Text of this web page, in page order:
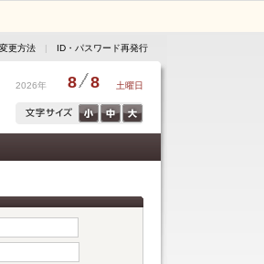
更方法 | ID・パスワード再発行
2026年 8 8 土曜日